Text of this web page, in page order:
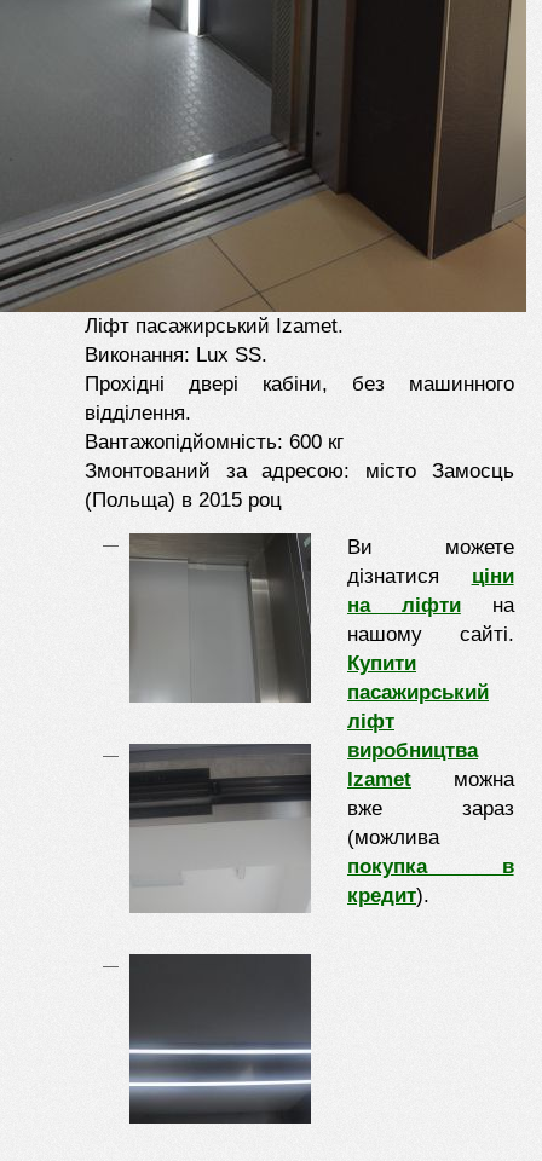
Ліфт пасажирський Izamet.
Виконання: Lux SS.
Прохідні двері кабіни, без машинного
відділення.
Вантажопідйомність: 600 кг
Змонтований за адресою: місто Замосць
(Польща) в 2015 роц
Ви можете
дізнатися ціни
на ліфтина
нашому сайті.
Купити
пасажирський
ліфт
виробництва
Izamet можна
вже зараз
(можлива
покупка в
кредит).